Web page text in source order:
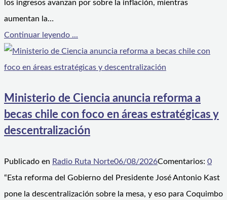
los ingresos avanzan por sobre la inflación, mientras
aumentan la…
Continuar leyendo ...
Ministerio de Ciencia anuncia reforma a
becas chile con foco en áreas estratégicas y
descentralización
Publicado en Radio Ruta Norte06/08/2026Comentarios: 0
“Esta reforma del Gobierno del Presidente José Antonio Kast
pone la descentralización sobre la mesa, y eso para Coquimbo